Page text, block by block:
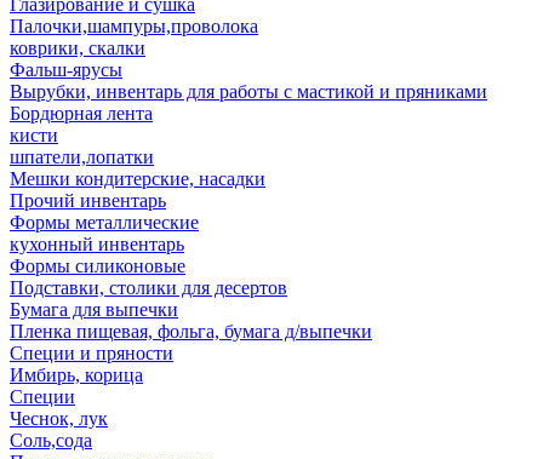
Глазирование и сушка
Палочки,шампуры,проволока
коврики, скалки
Фальш-ярусы
Вырубки, инвентарь для работы с мастикой и пряниками
Бордюрная лента
кисти
шпатели,лопатки
Мешки кондитерские, насадки
Прочий инвентарь
Формы металлические
кухонный инвентарь
Формы силиконовые
Подставки, столики для десертов
Бумага для выпечки
Пленка пищевая, фольга, бумага д/выпечки
Специи и пряности
Имбирь, корица
Специи
Чеснок, лук
Соль,сода